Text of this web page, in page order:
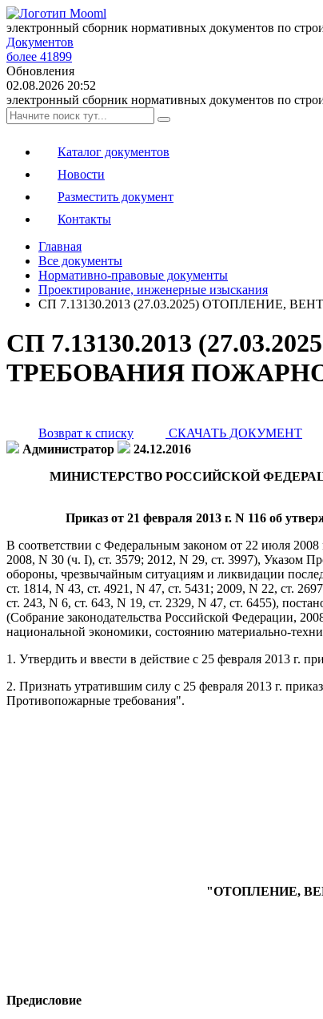
электронный сборник нормативных документов по
Документов
более 41899
Обновления
02.08.2026 20:52
электронный сборник нормативных документов по
Каталог документов
Новости
Разместить документ
Контакты
Главная
Все документы
Нормативно-правовые документы
Проектирование, инженерные изыскания
СП 7.13130.2013 (27.03.2025)
СП 7.13130.2013
ТРЕБОВАНИЯ
Возврат к списку
СКАЧАТЬ ДОКУМЕНТ
Администратор
24.12.2016
МИНИСТЕРСТВО РОССИЙСКОЙ
Приказ от 21 февраля 2013 г. N 116 об
В соответствии с Федеральным законом от 22 июля
2008, N 30 (ч. I), ст. 3579; 2012, N 29, ст. 3997), Указом
обороны, чрезвычайным ситуациям и ликвидации
ст. 1814, N 43, ст. 4921, N 47, ст. 5431; 2009, N 22, ст.
ст. 243, N 6, ст. 643, N 19, ст. 2329, N 47, ст. 6455),
(Собрание законодательства Российской Федерации,
национальной экономики, состоянию материально-
1. Утвердить и ввести в действие с 25 февраля 2013 г.
2. Признать утратившим силу с 25 февраля 2013 г.
Противопожарные требования".
"ОТОПЛЕНИЕ,
Предисловие